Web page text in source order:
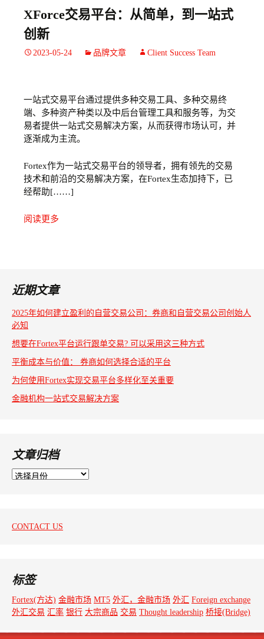
XForce交易平台：从简单，到一站式
创新
2023-05-24 品牌文章 Client Success Team
一站式交易平台通过提供多种交易工具、多种交易终
端、多种资产种类以及中后台管理工具和服务等，为交
易者提供一站式交易解决方案，从而获得市场认可，并
逐渐成为主流。
Fortex作为一站式交易平台的领导者，拥有领先的交易
技术和前沿的交易解决方案，在Fortex生态加持下，已
经帮助[……]
阅读更多
近期文章
2025年如何建立盈利的自营交易公司：券商和自营交易公司创始人
必知
想要在Fortex平台运行跟单交易? 可以采用这三种方式
平衡成本与价值： 券商如何选择合适的平台
为何使用Fortex实现交易平台多样化至关重要
金融机构一站式交易解决方案
文章归档
文
CONTACT US
标签
Fortex(方达) 金融市场 MT5 外汇，金融市场 外汇
Foreign exchange
外汇交易 汇率 银行 大宗商品 交易 Thought leadership 桥接(Bridge)